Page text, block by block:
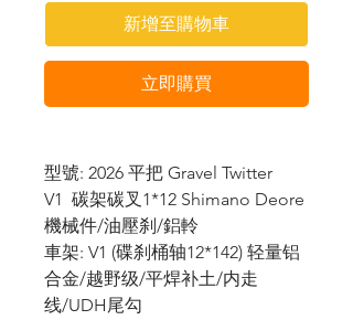
新增至購物車
立即購買
型號: 2026 平把 Gravel Twitter
V1 碳架碳叉1*12 Shimano Deore
機械件/油壓刹/鋁軨
車架: V1 (碟刹桶轴12*142) 轻量铝
合金/越野级/平焊补土/内走
线/UDH尾勾